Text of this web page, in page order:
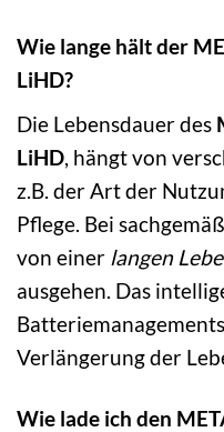
Wie lange hält der
LiHD?
Die Lebensdauer des
LiHD, hängt von
z.B. der Art der
Pflege. Bei
von einer langen
ausgehen. Das
Verlängerung der
Wie lade ich den